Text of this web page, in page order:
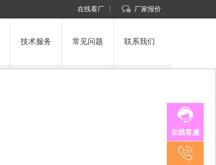
在线看厂 厂家报价
技术服务 常见问题 联系我们
在线客服